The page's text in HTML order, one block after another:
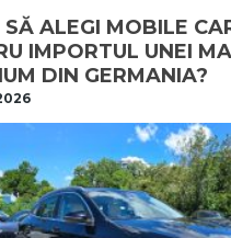
SĂ ALEGI MOBILE
IMPORTUL UNEI
DIN GERMANIA?